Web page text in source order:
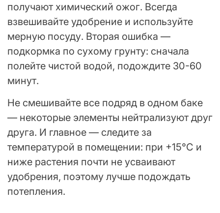
получают химический ожог. Всегда
взвешивайте удобрение и используйте
мерную посуду. Вторая ошибка —
подкормка по сухому грунту: сначала
полейте чистой водой, подождите 30-60
минут.
Не смешивайте все подряд в одном баке
— некоторые элементы нейтрализуют друг
друга. И главное — следите за
температурой в помещении: при +15°C и
ниже растения почти не усваивают
удобрения, поэтому лучше подождать
потепления.